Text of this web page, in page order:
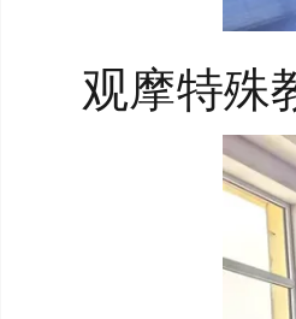
观摩特殊